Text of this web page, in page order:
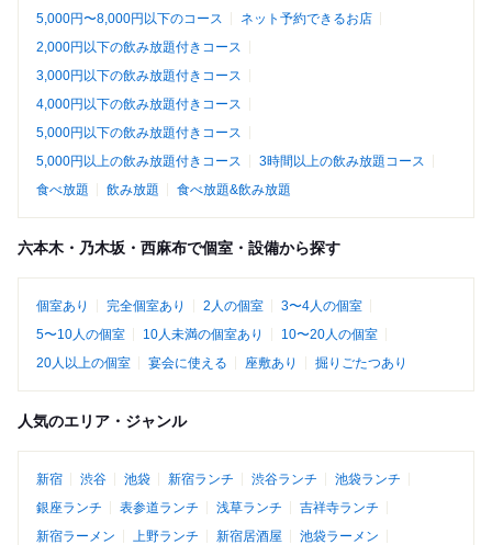
5,000円〜8,000円以下のコース
ネット予約できるお店
2,000円以下の飲み放題付きコース
3,000円以下の飲み放題付きコース
4,000円以下の飲み放題付きコース
5,000円以下の飲み放題付きコース
5,000円以上の飲み放題付きコース
3時間以上の飲み放題コース
食べ放題
飲み放題 食べ放題&飲み放題
六本木・乃木坂・西麻布で個室・設備から探す
個室あり 完全個室あり 2人の個室
3〜4人の個室
5〜10人の個室
10人未満の個室あり
10〜20人の個室
20人以上の個室
宴会に使える 座敷あり 掘りごたつあり
人気のエリア・ジャンル
新宿 渋谷 池袋 新宿ランチ 渋谷ランチ
池袋ランチ
銀座ランチ
表参道ランチ 浅草ランチ
吉祥寺ランチ
新宿ラーメン
上野ランチ 新宿居酒屋
池袋ラーメン